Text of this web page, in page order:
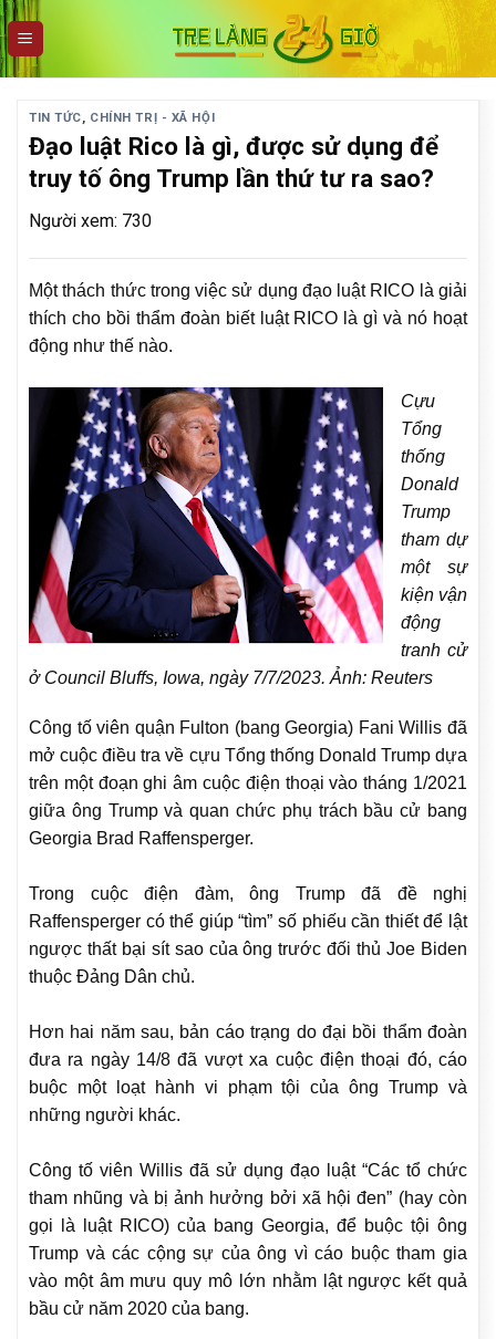
Skip
to
content
TIN TỨC, CHÍNH TRỊ - XÃ HỘI
Đạo luật Rico là gì, được sử dụng để
truy tố ông Trump lần thứ tư ra sao?
Người xem: 730
Một thách thức trong việc sử dụng đạo luật RICO là giải
thích cho bồi thẩm đoàn biết luật RICO là gì và nó hoạt
động như thế nào.
Cựu
Tổng
thống
Donald
Trump
tham dự
một sự
kiện vận
động
tranh cử
ở Council Bluffs, Iowa, ngày 7/7/2023. Ảnh: Reuters
Công tố viên quận Fulton (bang Georgia) Fani Willis đã
mở cuộc điều tra về cựu Tổng thống Donald Trump dựa
trên một đoạn ghi âm cuộc điện thoại vào tháng 1/2021
giữa ông Trump và quan chức phụ trách bầu cử bang
Georgia Brad Raffensperger.
Trong cuộc điện đàm, ông Trump đã đề nghị
Raffensperger có thể giúp “tìm” số phiếu cần thiết để lật
ngược thất bại sít sao của ông trước đối thủ Joe Biden
thuộc Đảng Dân chủ.
Hơn hai năm sau, bản cáo trạng do đại bồi thẩm đoàn
đưa ra ngày 14/8 đã vượt xa cuộc điện thoại đó, cáo
buộc một loạt hành vi phạm tội của ông Trump và
những người khác.
Công tố viên Willis đã sử dụng đạo luật “Các tổ chức
tham nhũng và bị ảnh hưởng bởi xã hội đen” (hay còn
gọi là luật RICO) của bang Georgia, để buộc tội ông
Trump và các cộng sự của ông vì cáo buộc tham gia
vào một âm mưu quy mô lớn nhằm lật ngược kết quả
bầu cử năm 2020 của bang.